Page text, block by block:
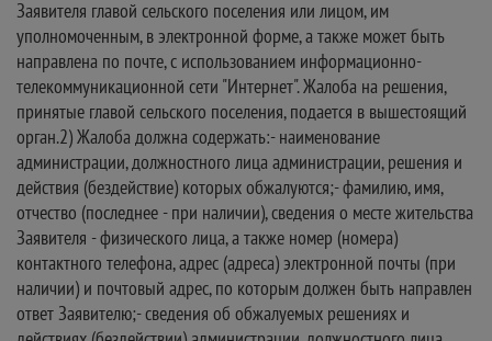
Заявителя главой сельского поселения или лицом, им
уполномоченным, в электронной форме, а также может быть
направлена по почте, с использованием информационно-
телекоммуникационной сети "Интернет". Жалоба на решения,
принятые главой сельского поселения, подается в вышестоящий
орган.2) Жалоба должна содержать:- наименование
администрации, должностного лица администрации, решения и
действия (бездействие) которых обжалуются;- фамилию, имя,
отчество (последнее - при наличии), сведения о месте жительства
Заявителя - физического лица, а также номер (номера)
контактного телефона, адрес (адреса) электронной почты (при
наличии) и почтовый адрес, по которым должен быть направлен
ответ Заявителю;- сведения об обжалуемых решениях и